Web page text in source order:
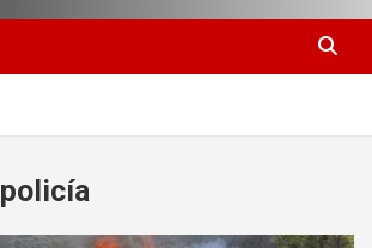
policía